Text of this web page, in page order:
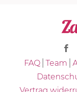
FAQ Team